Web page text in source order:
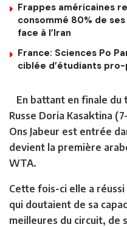
Frappes américaines
consommé 80% de
face à l’Iran
France: Sciences Po
ciblée d’étudiants
En battant en finale du
Russe Doria Kasaktina
Ons Jabeur est entrée
devient la première
WTA.
Cette fois-ci elle a
qui doutaient de sa
meilleures du circuit, de